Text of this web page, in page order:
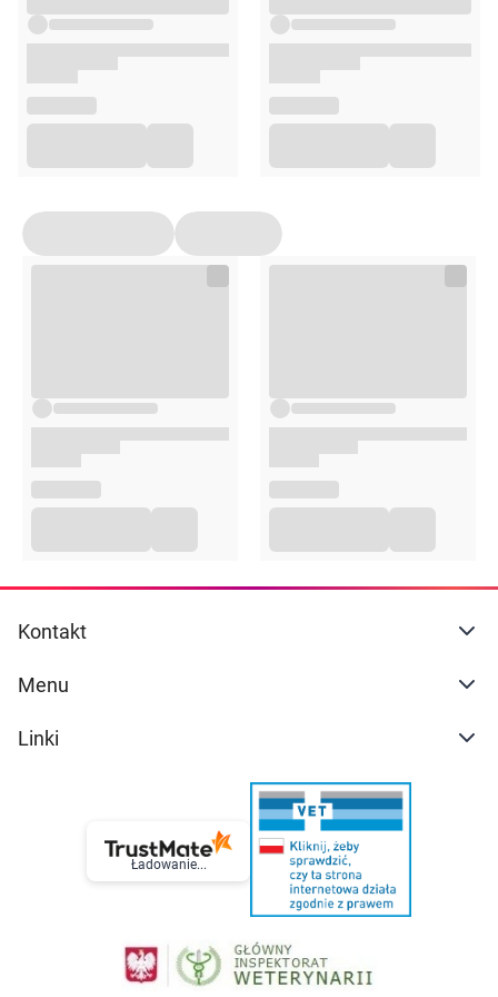
Kontakt
Menu
Linki
Ładowanie...